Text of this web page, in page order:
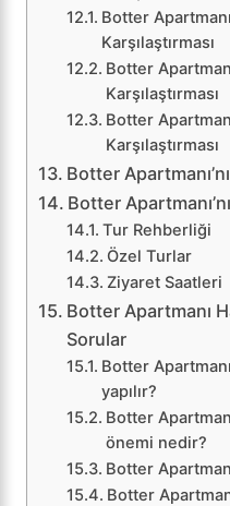
Botter
Karşılaştırması
Botter
Karşılaştırması
Botter
Karşılaştırması
Botter
Botter
Tur Rehberliği
Özel Turlar
Ziyaret Saatleri
Botter Apartmanı
Sorular
Botter
yapılır?
Botter
önemi nedir?
Botter
Botter